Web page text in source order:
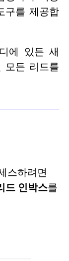
구를 제공합
에 있든 새
모든 리드를
스하려면
드 인박스를